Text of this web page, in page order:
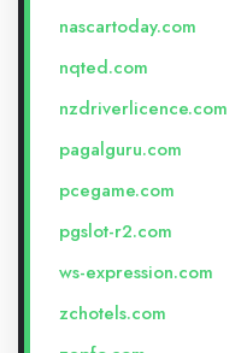
nascartoday.com
nqted.com
nzdriverlicence.com
pagalguru.com
pcegame.com
pgslot-r2.com
ws-expression.com
zchotels.com